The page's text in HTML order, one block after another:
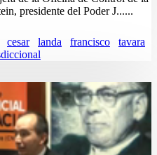
presidente del Poder J......
cesar landa francisco
tavara